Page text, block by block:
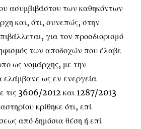
ασυμβιβάστου των καθηκόντων
και, ότι, συνεπώς, στην
για τον προσδιορισμό
των αποδοχών που έλαβε
ως νομάρχης, με την
ελάμβανε ως εν ενεργεία
τις 3606/2012 και 1287/2013
κρίθηκε ότι, επί
από δημόσια θέση ή επί